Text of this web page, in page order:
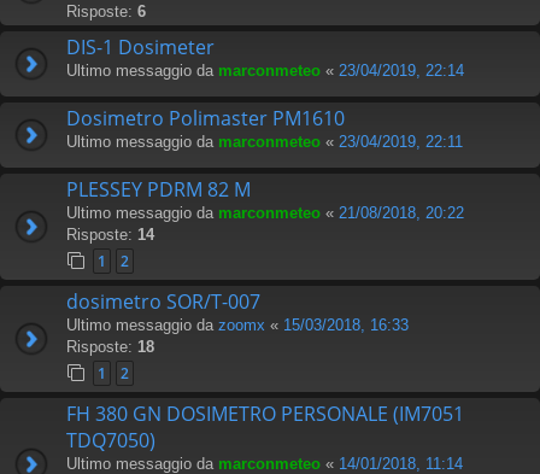
Risposte: 6
DIS-1 Dosimeter
Ultimo messaggio da marconmeteo « 23/04/2019, 22:14
Dosimetro Polimaster PM1610
Ultimo messaggio da marconmeteo « 23/04/2019, 22:11
PLESSEY PDRM 82 M
Ultimo messaggio da marconmeteo « 21/08/2018, 20:22
Risposte: 14
1 2
dosimetro SOR/T-007
Ultimo messaggio da zoomx « 15/03/2018, 16:33
Risposte: 18
1 2
FH 380 GN DOSIMETRO PERSONALE (IM7051
TDQ7050)
Ultimo messaggio da marconmeteo « 14/01/2018, 11:14